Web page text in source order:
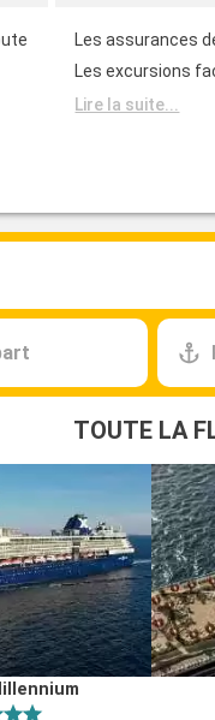
Les assurances
Les excursions
Lire la suite...
TOUTE LA